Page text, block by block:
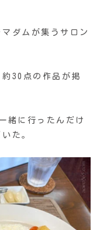
ダムが集うサロン
30点の作品が掲
緒に行ったんだけ
た。